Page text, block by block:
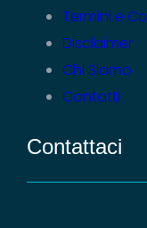
Termini e
Disclaimer
Chi Siamo
Contatti
Contattaci